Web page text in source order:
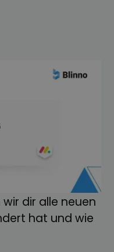
Mai 2026
Die Plattform
spezifischen
zu
steht.
dir alle neuen
hat und wie